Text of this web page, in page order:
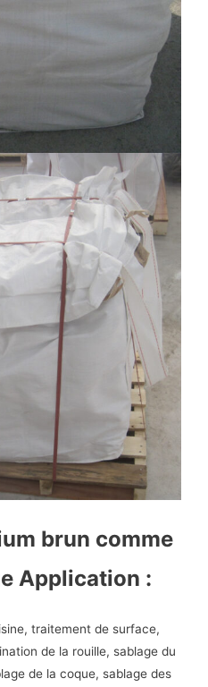
brun comme
Application :
traitement de surface,
de la rouille, sablage du
de la coque, sablage des